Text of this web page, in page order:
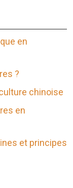
en
?
chinoise
en
et principes